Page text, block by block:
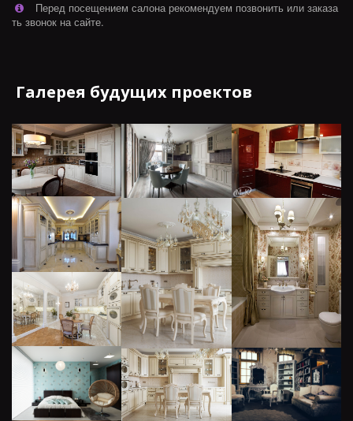
Перед посещением салона рекомендуем позвонить или заказа
ть звонок на сайте.
Галерея будущих проектов